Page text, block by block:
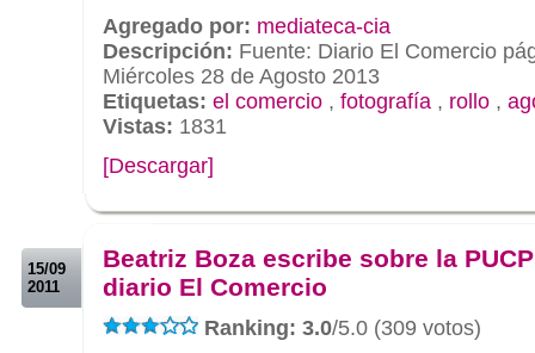
Agregado por: mediateca-cia
Descripción: Fuente: Diario El Comercio
Miércoles 28 de Agosto 2013
Etiquetas: el comercio , fotografía , rollo ,
Vistas: 1831
[Descargar]
15/09
2011
Beatriz Boza escribe sobre la
diario El Comercio
Ranking: 3.0/5.0 (309 votos)